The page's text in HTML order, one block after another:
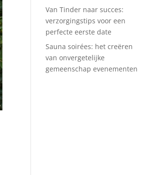
Van Tinder naar succes:
verzorgingstips voor een
perfecte eerste date
Sauna soirées: het creëren
van onvergetelijke
gemeenschap evenementen